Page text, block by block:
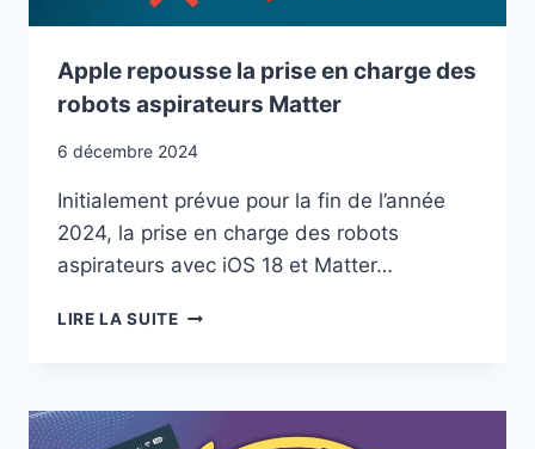
Apple repousse la prise en charge des
robots aspirateurs Matter
6 décembre 2024
Initialement prévue pour la fin de l’année
2024, la prise en charge des robots
aspirateurs avec iOS 18 et Matter…
LIRE LA SUITEAPPLE
EN
CHARGE